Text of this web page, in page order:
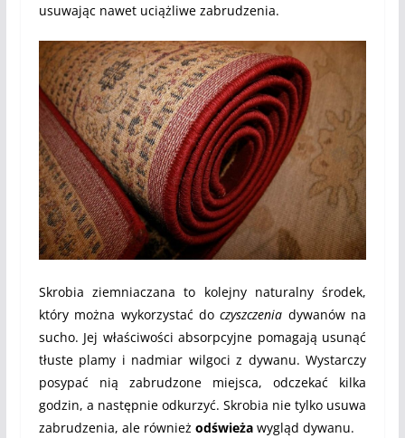
usuwając nawet uciążliwe zabrudzenia.
Skrobia ziemniaczana to kolejny naturalny środek,
który można wykorzystać doczyszczenia dywanów na
sucho. Jej właściwości absorpcyjne pomagają usunąć
tłuste plamy i nadmiar wilgoci z dywanu. Wystarczy
posypać nią zabrudzone miejsca, odczekać kilka
godzin, a następnie odkurzyć. Skrobia nie tylko usuwa
zabrudzenia, ale również odświeżawygląd dywanu.